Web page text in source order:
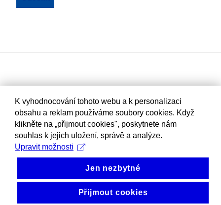
K vyhodnocování tohoto webu a k personalizaci
obsahu a reklam používáme soubory cookies. Když
klikněte na „přijmout cookies", poskytnete nám
souhlas k jejich uložení, správě a analýze.
Upravit možnosti
Jen nezbytné
Přijmout cookies